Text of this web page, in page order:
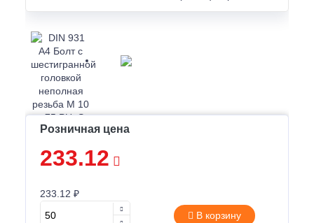
Розничная цена
233.12
233.12 ₽
В корзину